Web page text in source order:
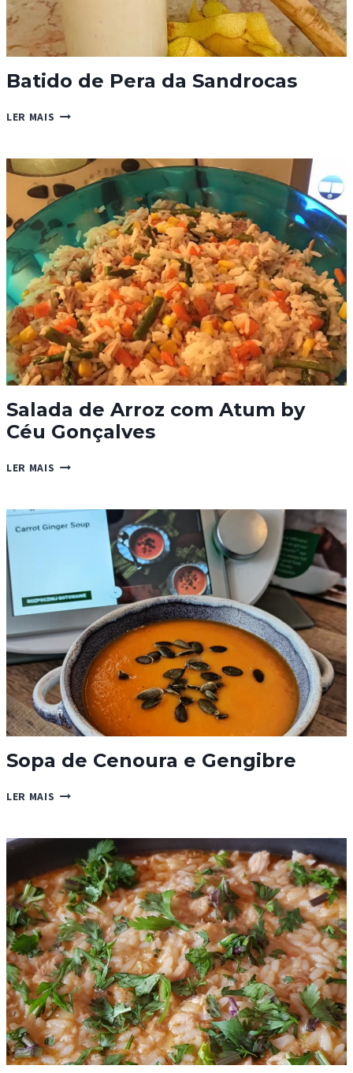
Batido de Pera da Sandrocas
LER MAIS BATIDO
DA
SANDROCAS
Salada de Arroz com Atum by
Céu Gonçalves
LER MAIS SALADA
COM
ATUM
GONÇALVES
Sopa de Cenoura e Gengibre
LER MAIS SOPA
E
GENGIBRE